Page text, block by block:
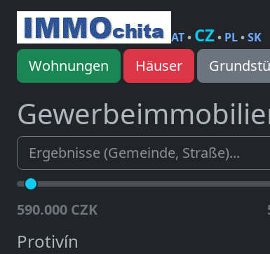
AT• CZ• PL•SK
Wohnungen Häuser
590.000 CZK
Protivín